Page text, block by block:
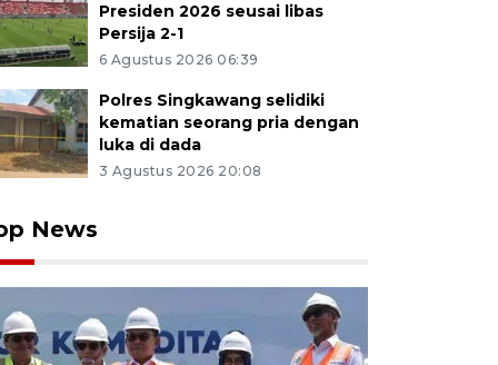
jumlah penduduk Kota Pontianak pada 2024
warga lanjut usia (lansia) berusia di atas 60 tahun
13 persen dari total penduduk. ANTARA FOTO/
Presiden 2026 seusai libas
Persija 2-1
6 Agustus 2026 06:39
Polres Singkawang selidiki
kematian seorang pria dengan
luka di dada
3 Agustus 2026 20:08
News